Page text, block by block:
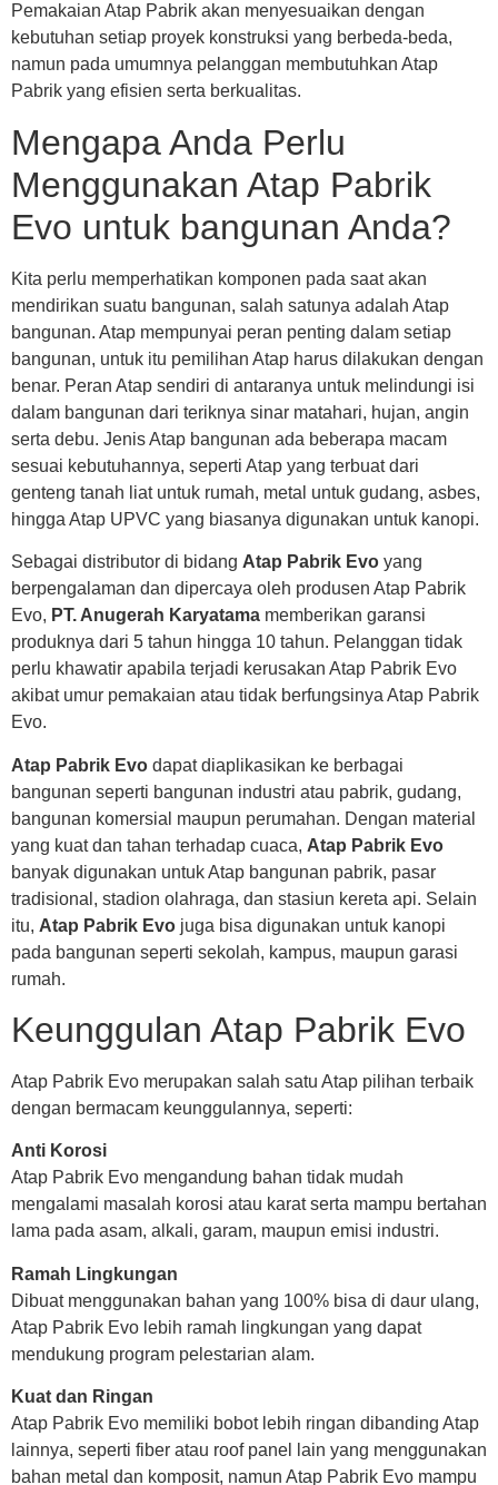
Pemakaian Atap Pabrik akan menyesuaikan dengan
kebutuhan setiap proyek konstruksi yang berbeda-beda,
namun pada umumnya pelanggan membutuhkan Atap
Pabrik yang efisien serta berkualitas.
Mengapa Anda Perlu
Menggunakan Atap Pabrik
Evo untuk bangunan Anda?
Kita perlu memperhatikan komponen pada saat akan
mendirikan suatu bangunan, salah satunya adalah Atap
bangunan. Atap mempunyai peran penting dalam setiap
bangunan, untuk itu pemilihan Atap harus dilakukan dengan
benar. Peran Atap sendiri di antaranya untuk melindungi isi
dalam bangunan dari teriknya sinar matahari, hujan, angin
serta debu. Jenis Atap bangunan ada beberapa macam
sesuai kebutuhannya, seperti Atap yang terbuat dari
genteng tanah liat untuk rumah, metal untuk gudang, asbes,
hingga Atap UPVC yang biasanya digunakan untuk kanopi.
Sebagai distributor di bidang Atap Pabrik Evo yang
berpengalaman dan dipercaya oleh produsen Atap Pabrik
Evo, PT. Anugerah Karyatama memberikan garansi
produknya dari 5 tahun hingga 10 tahun. Pelanggan tidak
perlu khawatir apabila terjadi kerusakan Atap Pabrik Evo
akibat umur pemakaian atau tidak berfungsinya Atap Pabrik
Evo.
Atap Pabrik Evo dapat diaplikasikan ke berbagai
bangunan seperti bangunan industri atau pabrik, gudang,
bangunan komersial maupun perumahan. Dengan material
yang kuat dan tahan terhadap cuaca, Atap Pabrik Evo
banyak digunakan untuk Atap bangunan pabrik, pasar
tradisional, stadion olahraga, dan stasiun kereta api. Selain
itu, Atap Pabrik Evo juga bisa digunakan untuk kanopi
pada bangunan seperti sekolah, kampus, maupun garasi
rumah.
Keunggulan Atap Pabrik Evo
Atap Pabrik Evo merupakan salah satu Atap pilihan terbaik
dengan bermacam keunggulannya, seperti:
Anti Korosi
Atap Pabrik Evo mengandung bahan tidak mudah
mengalami masalah korosi atau karat serta mampu bertahan
lama pada asam, alkali, garam, maupun emisi industri.
Ramah Lingkungan
Dibuat menggunakan bahan yang 100% bisa di daur ulang,
Atap Pabrik Evo lebih ramah lingkungan yang dapat
mendukung program pelestarian alam.
Kuat dan Ringan
Atap Pabrik Evo memiliki bobot lebih ringan dibanding Atap
lainnya, seperti fiber atau roof panel lain yang menggunakan
bahan metal dan komposit, namun Atap Pabrik Evo mampu